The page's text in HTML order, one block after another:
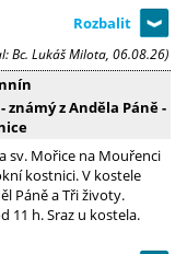
Bc. Lukáš Milota, 06.08.26)
z Anděla Páně -
sv. Mořice na Mouřenci
kostnici. V kostele
Páně a Tři životy.
11 h. Sraz u kostela.